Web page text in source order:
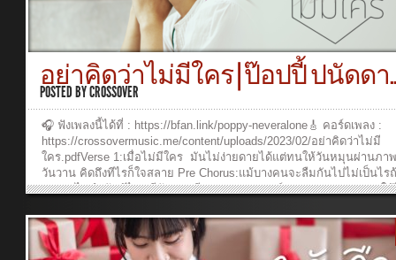
อย่าคิดว่าไม่มีใคร | ป๊อปปี้ ปนัดดา
POSTED BYCROSSOVER
🎧 ฟังเพลงนี้ได้ที่ : https://bfan.link/poppy-neveralone🎸 คอร์ดเพลง :
https://crossovermusic.me/content/uploads/2023/02/อย่าคิดว่าไม่มี
ใคร.pdfVerse 1:เมื่อไม่มีใคร มันไม่ง่ายดายได้แต่ทนให้วันหมุนผ่านภา
วันวาน คิดถึงทีไรก็ใจสลาย Pre Chorus:แม้บางคนจะลืมกันไปไม่เป็นไร
จะมองไม่สำคัญรู้ไหมมีฉันและมีบางคน (พระองค์) ห่วงเธอChorus:ต่อให้
และทรงเข้าใจทุกรอยน้ำตา มีพระองค์ที่รักและคอยห่วงใยไม่มีวันทอดทิ้
ดูแลตลอดไปอย่าคิดว่าเธอไม่มีใคร พระเจ้าทรงรักเธอ Verse 2:มีรักมั่น
ข้างๆกันเป็นความหวังไม่จางหายไปความรักพระองค์จะซ่อมแซมใจให้ดี